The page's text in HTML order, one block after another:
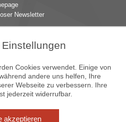
Newsletter
Cookies verwendet. Einige von
andere uns helfen, Ihre
Webseite zu verbessern. Ihre
jederzeit widerrufbar.
akzeptieren